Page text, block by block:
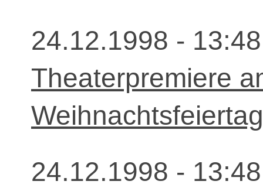
24.12.1998 -
Theaterpremiere
Weihnachtsfeiertag
24.12.1998 -